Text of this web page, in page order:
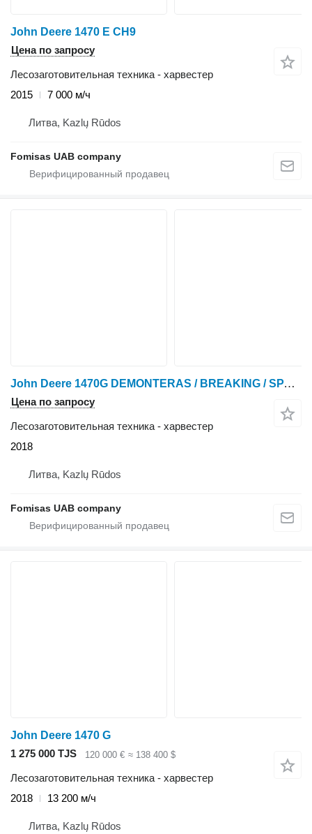
John Deere 1470 E CH9
Цена по запросу
Лесозаготовительная техника - харвестер
2015
7 000 м/ч
Литва, Kazlų Rūdos
Fomisas UAB company
John Deere 1470G DEMONTERAS / BREAKING / SPARE PARTS
Цена по запросу
Лесозаготовительная техника - харвестер
2018
Литва, Kazlų Rūdos
Fomisas UAB company
John Deere 1470 G
1 275 000 TJS
120 000 € ≈ 138 400 $
Лесозаготовительная техника - харвестер
2018
13 200 м/ч
Литва, Kazlų Rūdos